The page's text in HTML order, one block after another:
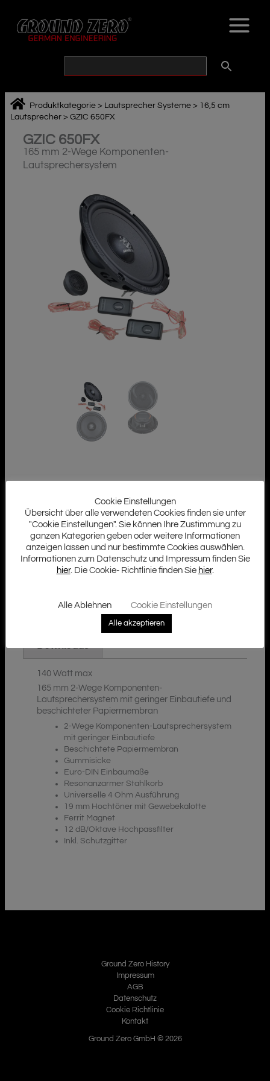
springen
Produktkategorie > Lautsprecher Systeme > 16,5 cm
Lautsprecher >GZIC 650FX
GZIC 650FX
165 mm 2-Wege Komponenten-
Lautsprechersystem
Zusätzliche Informationen
Downloads
140 Watt max
165 mm 2-Wege Komponenten-
Lautsprechersystem mit geringer Einbautiefe und
beschichteter Papiermembran
2-Wege Komponenten-Lautsprechersystem
mit geringer Einbautiefe
Beschichtete Papiermembran
Gummisicke
Euro-DIN Einbaumaße
Resonanzarmer Stahlkorb
Universelle 4 Ohm Ausführung
19 mm Hochtöner mit Gewebekalotte
Ferrit Magnet
12 dB/Oktave Hochpassfilter
Inkl. Schutzgitter
Ground Zero History
Impressum
AGB
Datenschutz
Cookie Richtlinie
Kontakt
Ground Zero GmbH © 2026
Cookie Einstellungen
Übersicht über alle verwendeten Cookies finden sie unter
"Cookie Einstellungen". Sie können Ihre Zustimmung zu
ganzen Kategorien geben oder weitere Informationen
anzeigen lassen und nur bestimmte Cookies auswählen.
Informationen zum Datenschutz und Impressum finden Sie
hier. Die Cookie- Richtlinie finden Sie hier.
Alle Ablehnen Cookie Einstellungen
Alle akzeptieren